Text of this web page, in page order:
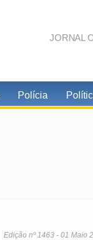
JORNAL
Polícia
Edição nº 1463 - 01 Maio